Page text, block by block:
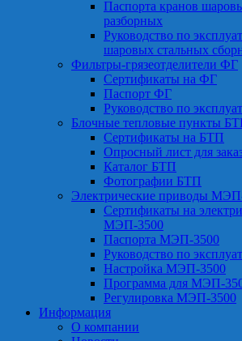
Паспорта кранов
разборных
Руководство по
шаровых стальных
Фильтры-грязеотделители ФГ
Сертификаты на ФГ
Паспорт ФГ
Руководство по
Блочные тепловые пункты
Сертификаты на БТП
Опросный лист для
Каталог БТП
Фотографии БТП
Электрические приводы
Сертификаты на
МЭП-3500
Паспорта МЭП-3500
Руководство по
Настройка МЭП-3500
Программа для МЭП-
Регулировка МЭП-3500
Информация
О компании